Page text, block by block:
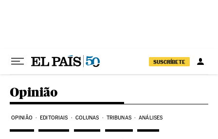
SUSCRÍBETE
Opinião
OPINIÃO EDITORIAIS COLUNAS TRIBUNAS ANÁLISES